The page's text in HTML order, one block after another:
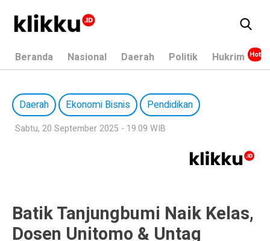
Beranda Nasional Daerah Politik Hukrim
Daerah Ekonomi Bisnis Pendidikan
Sabtu, 20 September 2025 - 19:09 WIB
Batik Tanjungbumi Naik Kelas,
Dosen Unitomo & Untag